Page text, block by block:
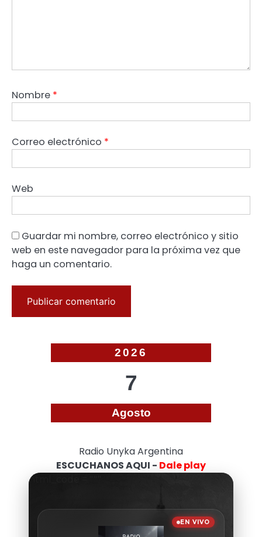
Nombre *
Correo electrónico *
Web
Guardar mi nombre, correo electrónico y sitio
web en este navegador para la próxima vez que
haga un comentario.
2026
7
Agosto
Radio Unyka Argentina
ESCUCHANOS AQUI - Dale play